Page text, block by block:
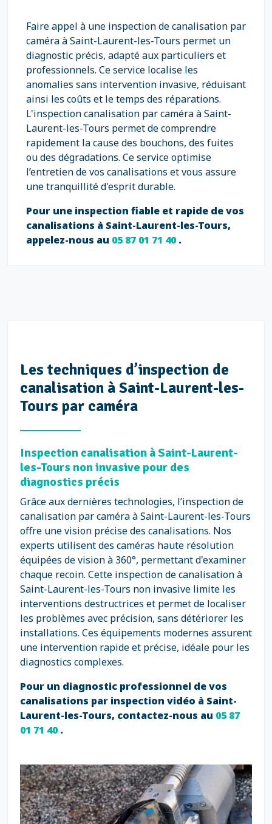
Faire appel à une inspection de canalisation par
caméra à Saint-Laurent-les-Tours permet un
diagnostic précis, adapté aux particuliers et
professionnels. Ce service localise les
anomalies sans intervention invasive, réduisant
ainsi les coûts et le temps des réparations.
L'inspection canalisation par caméra à Saint-
Laurent-les-Tours permet de comprendre
rapidement la cause des bouchons, des fuites
ou des dégradations. Ce service optimise
l’entretien de vos canalisations et vous assure
une tranquillité d'esprit durable.
Pour une inspection fiable et rapide de vos
canalisations à Saint-Laurent-les-Tours,
appelez-nous au 05 87 01 71 40.
Les techniques d’inspection de
canalisation à Saint-Laurent-les-
Tours par caméra
Inspection canalisation à Saint-Laurent-
les-Tours non invasive pour des
diagnostics précis
Grâce aux dernières technologies, l’inspection de
canalisation par caméra à Saint-Laurent-les-Tours
offre une vision précise des canalisations. Nos
experts utilisent des caméras haute résolution
équipées de vision à 360°, permettant d'examiner
chaque recoin. Cette inspection de canalisation à
Saint-Laurent-les-Tours non invasive limite les
interventions destructrices et permet de localiser
les problèmes avec précision, sans détériorer les
installations. Ces équipements modernes assurent
une intervention rapide et précise, idéale pour les
diagnostics complexes.
Pour un diagnostic professionnel de vos
canalisations par inspection vidéo à Saint-
Laurent-les-Tours, contactez-nous au 05 87
01 71 40.